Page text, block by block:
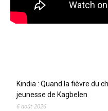
Kindia : Quand la fièvre du
jeunesse de Kagbelen
6 août 2026